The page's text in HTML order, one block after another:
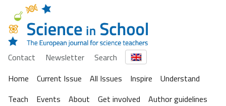
Contact Newsletter
Search
Home
Current Issue All Issues Inspire
Understand
Teach
Events About Get involved Author guidelines